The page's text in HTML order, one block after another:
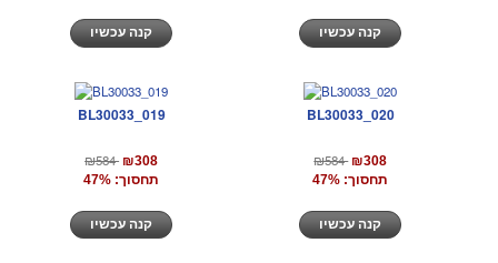
BL30033_019
₪584 ₪308
תחסוך: 47%
BL30033_020
₪584 ₪308
תחסוך: 47%